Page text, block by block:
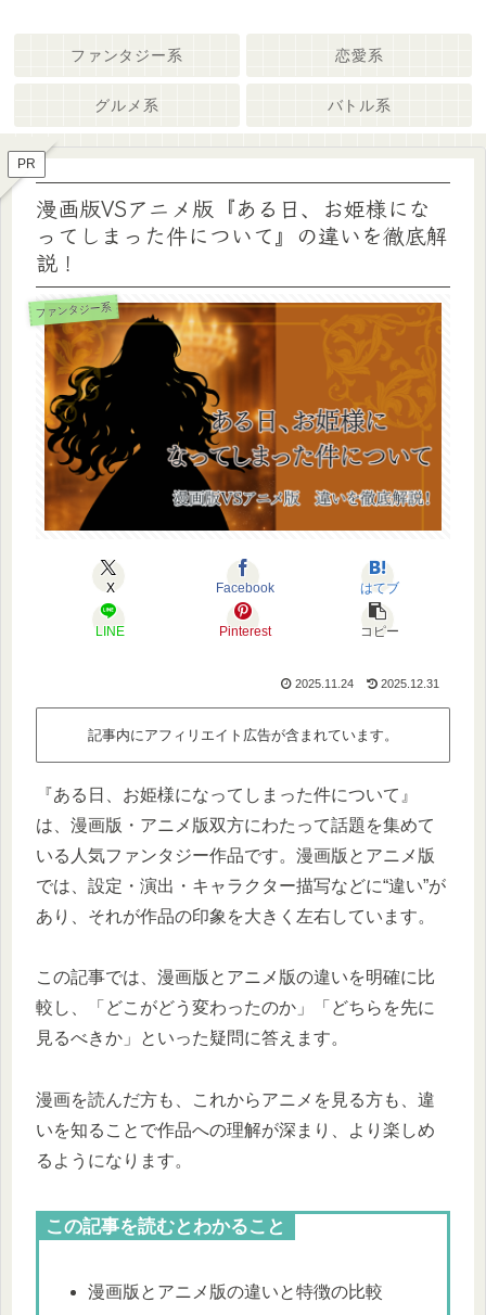
ファンタジー系 恋愛系
グルメ系 バトル系
PR
漫画版VSアニメ版『ある日、お姫様にな
ってしまった件について』の違いを徹底解
説！
ファンタジー系
X Facebook はてブ
LINE Pinterest コピー
2025.11.24 2025.12.31
記事内にアフィリエイト広告が含まれています。
『ある日、お姫様になってしまった件について』
は、漫画版・アニメ版双方にわたって話題を集めて
いる人気ファンタジー作品です。漫画版とアニメ版
では、設定・演出・キャラクター描写などに“違い”が
あり、それが作品の印象を大きく左右しています。
この記事では、漫画版とアニメ版の違いを明確に比
較し、「どこがどう変わったのか」「どちらを先に
見るべきか」といった疑問に答えます。
漫画を読んだ方も、これからアニメを見る方も、違
いを知ることで作品への理解が深まり、より楽しめ
るようになります。
この記事を読むとわかること
漫画版とアニメ版の違いと特徴の比較